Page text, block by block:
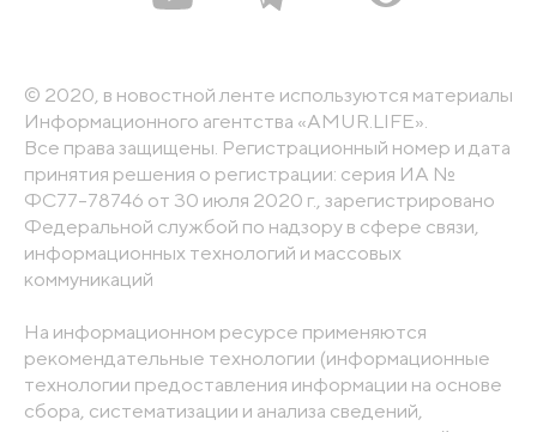
© 2020, в новостной ленте используются материалы
Информационного агентства «AMUR.LIFE».
Все права защищены. Регистрационный номер и дата
принятия решения о регистрации: серия ИА №
ФС77-78746 от 30 июля 2020 г., зарегистрировано
Федеральной службой по надзору в сфере связи,
информационных технологий и массовых
коммуникаций
На информационном ресурсе применяются
рекомендательные технологии (информационные
технологии предоставления информации на основе
сбора, систематизации и анализа сведений,